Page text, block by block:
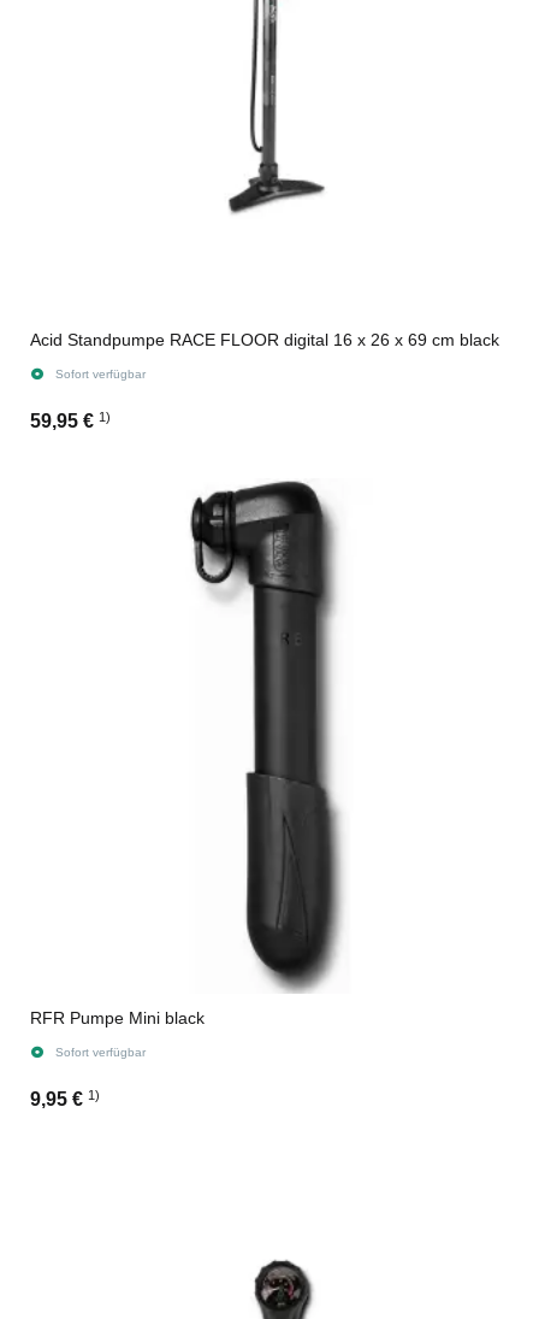
Acid Standpumpe RACE FLOOR digital 16 x 26 x 69 cm black
Sofort verfügbar
59,95 € 1)
RFR Pumpe Mini black
Sofort verfügbar
9,95 € 1)